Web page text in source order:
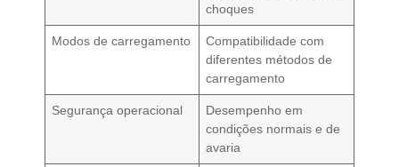
choques
Modos de carregamento
Compatibilidade com
diferentes métodos de
carregamento
Segurança operacional
Desempenho em
condições normais e de
avaria